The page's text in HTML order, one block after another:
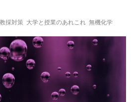
採対策 大学と授業のあれこれ 無機化学